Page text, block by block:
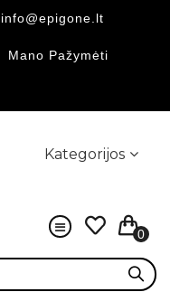
info@epigone.lt
Mano Pažymėti
Kategorijos
0